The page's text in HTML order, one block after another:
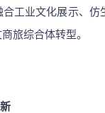
工业文化展示、
旅综合体转型。